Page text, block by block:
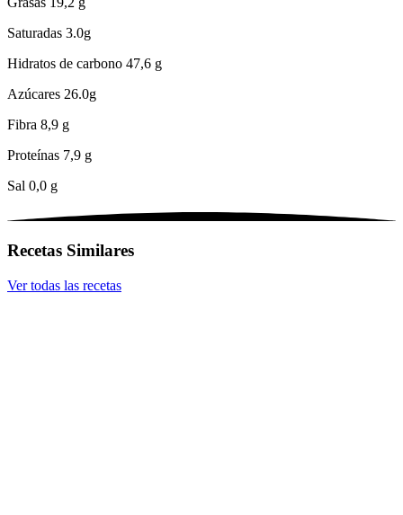
Saturadas 3.0g
Hidratos de carbono 47,6 g
Azúcares 26.0g
Fibra 8,9 g
Proteínas 7,9 g
Sal 0,0 g
Recetas Similares
Ver todas las recetas